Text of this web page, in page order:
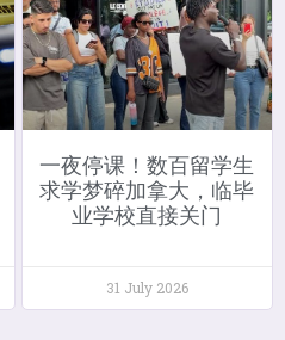
一夜停课！数百留学生
求学梦碎加拿大，临毕
业学校直接关门
31 July 2026